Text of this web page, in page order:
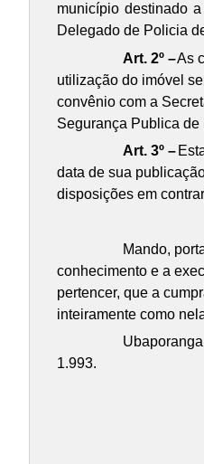
município destinado a
Delegado de Policia
Art. 2º –As
utilização do imóvel
convênio com a
Segurança Publica de
Art. 3º –
data de sua
disposições em
Mando,
conhecimento e a
pertencer, que a
inteiramente como
1.993.